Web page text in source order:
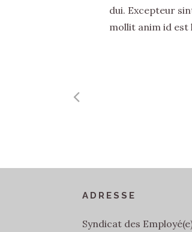
dui. Excepteur
mollit anim id
ADRESSE
Syndicat des